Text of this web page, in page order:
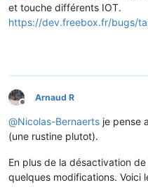
et touche différents IOT.
https://dev.freebox.fr/bugs/
Offline
Arnaud R
@Nicolas-Bernaerts je pense
(une rustine plutot).
En plus de la désactivation
quelques modifications. Voici